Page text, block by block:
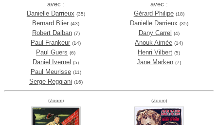
avec :
Danielle Darrieux (35)
Bernard Blier (43)
Robert Dalban (7)
Paul Frankeur (14)
Paul Guers (6)
Daniel Ivernel (5)
Paul Meurisse (11)
Serge Reggiani (16)
avec :
Gérard Philipe (18)
Danielle Darrieux (35)
Dany Carrel (4)
Anouk Aimée (14)
Henri Vilbert (5)
Jane Marken (7)
(Zoom) (Zoom)